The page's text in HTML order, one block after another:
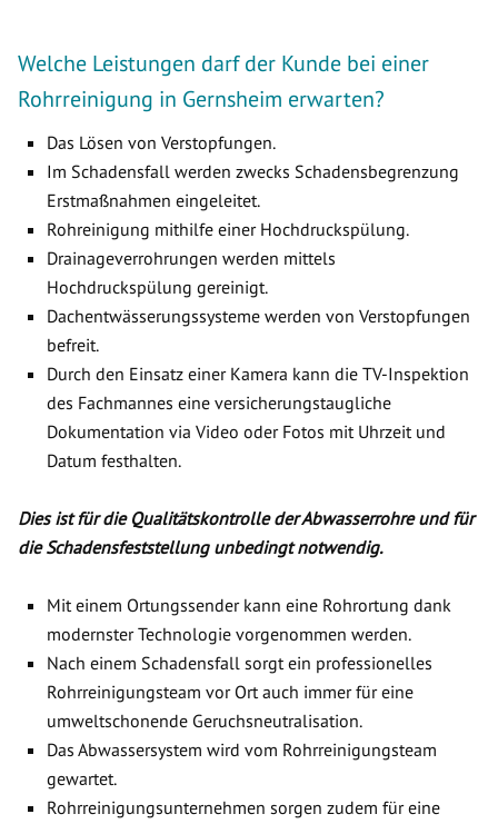
Welche Leistungen darf der Kunde bei einer
Rohrreinigung in Gernsheim erwarten?
Das Lösen von Verstopfungen.
Im Schadensfall werden zwecks Schadensbegrenzung
Erstmaßnahmen eingeleitet.
Rohreinigung mithilfe einer Hochdruckspülung.
Drainageverrohrungen werden mittels
Hochdruckspülung gereinigt.
Dachentwässerungssysteme werden von Verstopfungen
befreit.
Durch den Einsatz einer Kamera kann die TV-Inspektion
des Fachmannes eine versicherungstaugliche
Dokumentation via Video oder Fotos mit Uhrzeit und
Datum festhalten.
Dies ist für die Qualitätskontrolle der Abwasserrohre und für
die Schadensfeststellung unbedingt notwendig.
Mit einem Ortungssender kann eine Rohrortung dank
modernster Technologie vorgenommen werden.
Nach einem Schadensfall sorgt ein professionelles
Rohrreinigungsteam vor Ort auch immer für eine
umweltschonende Geruchsneutralisation.
Das Abwassersystem wird vom Rohrreinigungsteam
gewartet.
Rohrreinigungsunternehmen sorgen zudem für eine